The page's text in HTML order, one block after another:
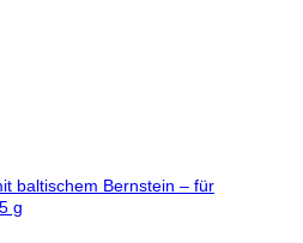
baltischem Bernstein – für
g